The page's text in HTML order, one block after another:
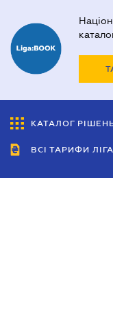
КАТАЛОГ
ВСІ ТАРИФИ